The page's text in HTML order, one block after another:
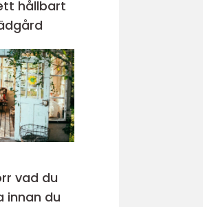
hållbart
innan du